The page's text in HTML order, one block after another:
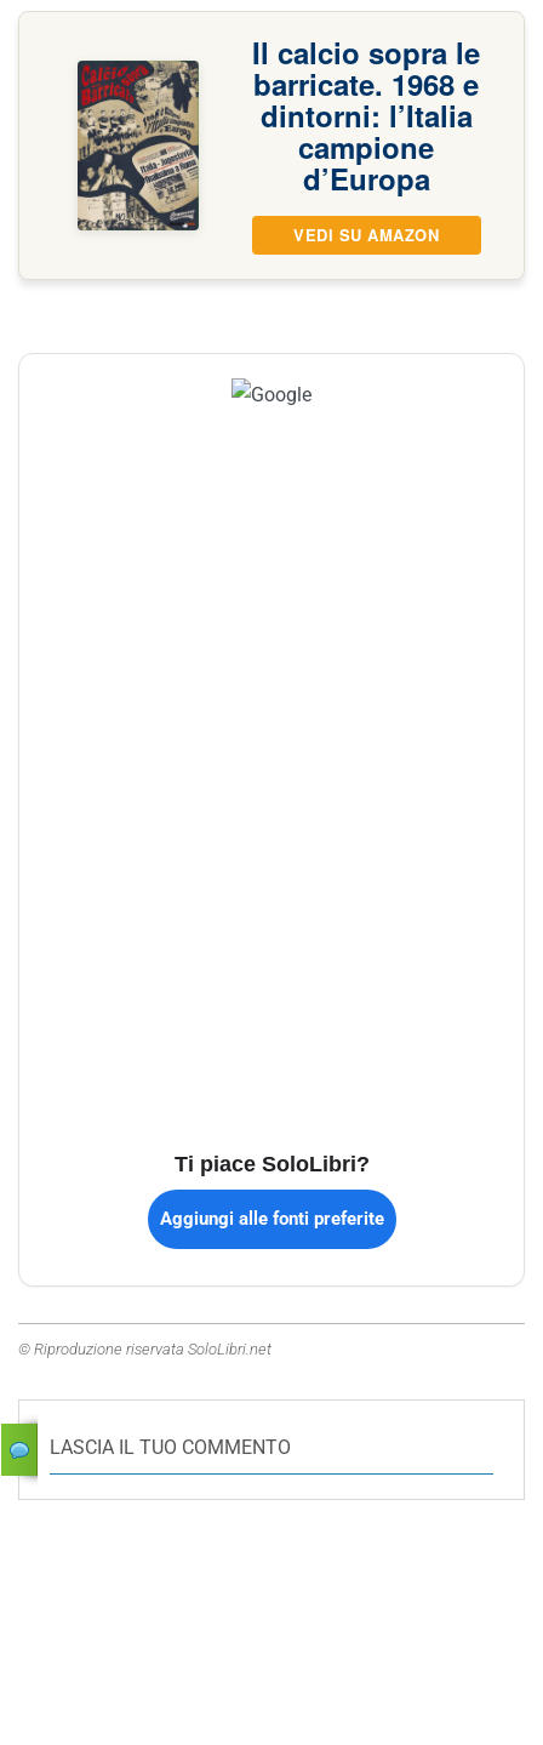
Il calcio sopra le
barricate. 1968 e
dintorni: l’Italia
campione
d’Europa
VEDI SU AMAZON
Ti piace SoloLibri?
Aggiungi alle fonti preferite
© Riproduzione riservata SoloLibri.net
LASCIA IL TUO COMMENTO